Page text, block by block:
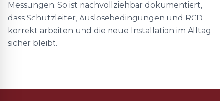
Messungen. So ist nachvollziehbar dokumentiert,
dass Schutzleiter, Auslösebedingungen und RCD
korrekt arbeiten und die neue Installation im Alltag
sicher bleibt.